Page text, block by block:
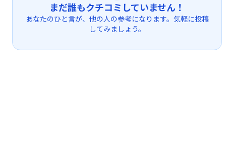
まだ誰もクチコミしていません！
あなたのひと言が、他の人の参考になります。気軽に投稿
してみましょう。